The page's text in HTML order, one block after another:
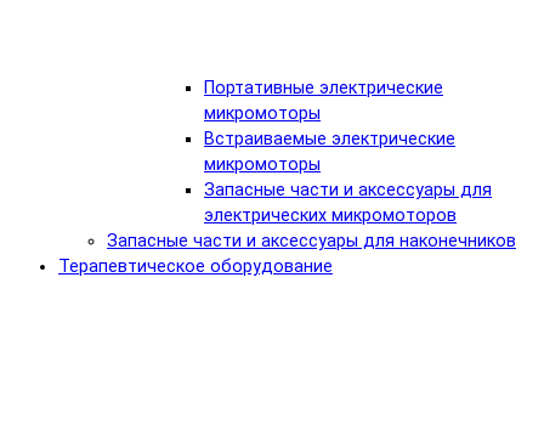
Портативные электрические
микромоторы
Встраиваемые электрические
микромоторы
Запасные части и аксессуары для
электрических микромоторов
Запасные части и аксессуары для наконечников
Терапевтическое оборудование